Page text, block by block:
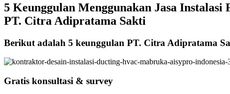
5 Keunggulan Menggunakan Jasa Instalasi
PT. Citra Adipratama Sakti
Berikut adalah 5 keunggulan PT. Citra Adipratama
Gratis konsultasi & survey